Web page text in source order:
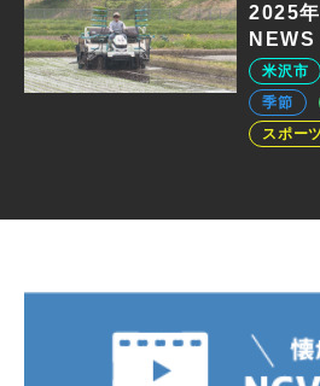
2025
NEWS
米沢市
季節
スポーツ